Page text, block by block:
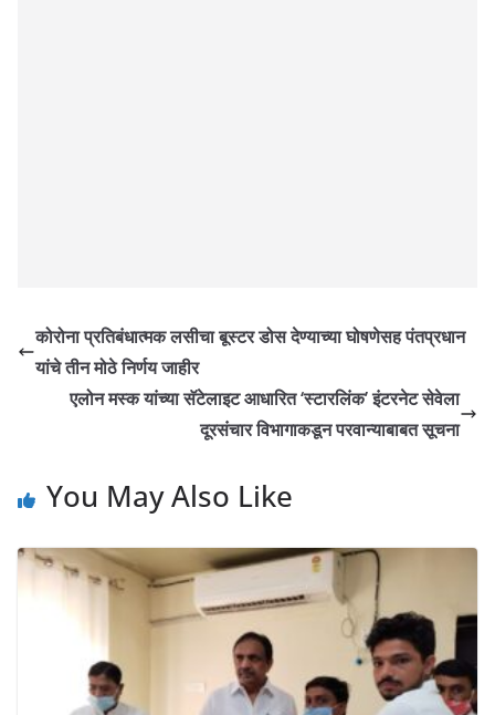
कोरोना प्रतिबंधात्मक लसीचा बूस्टर डोस देण्याच्या घोषणेसह पंतप्रधान
यांचे तीन मोठे निर्णय जाहीर
एलोन मस्क यांच्या सॅटेलाइट आधारित ‘स्टारलिंक’ इंटरनेट सेवेला
दूरसंचार विभागाकडून परवान्याबाबत सूचना
You May Also Like